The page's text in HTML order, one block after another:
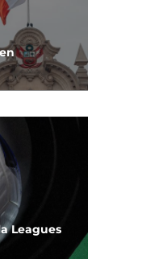
Leagues